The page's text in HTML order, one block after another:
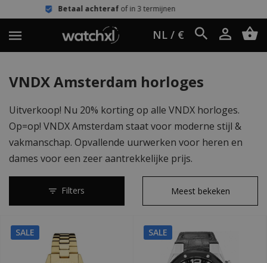
Betaal achterafof in 3 termijnen
NL / €
VNDX Amsterdam horloges
Uitverkoop! Nu 20% korting op alle VNDX horloges.
Op=op! VNDX Amsterdam staat voor moderne stijl &
vakmanschap. Opvallende uurwerken voor heren en
dames voor een zeer aantrekkelijke prijs.
Filters
SALE SALE